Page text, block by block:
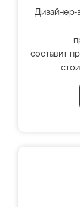
Дизайнер-
составит